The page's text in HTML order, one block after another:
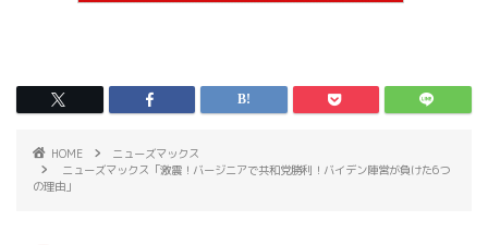
HOME
ニューズマックス
ニューズマックス「激震！バージニアで共和党勝利！バイデン陣営が負けた6つ
の理由」